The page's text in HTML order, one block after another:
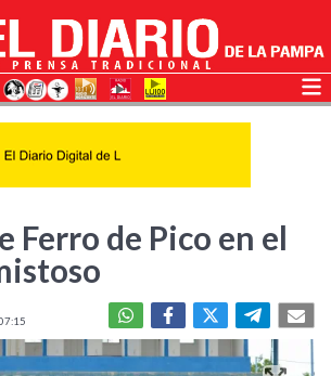
Ferro de Pico en el